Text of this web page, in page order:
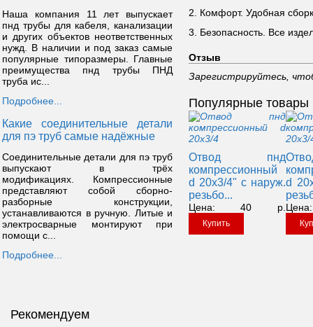
Наша компания 11 лет выпускает
пнд трубы для кабеля, канализации
и других объектов неответственных
нужд. В наличии и под заказ самые
популярные типоразмеры. Главные
преимущества пнд трубы ПНД
труба ис...
Подробнее...
Какие соединительные детали
для пэ труб самые надёжные
Соединительные детали для пэ труб
выпускают в трёх
модификациях. Компрессионные
представляют собой сборно-
разборные конструкции,
устанавливаются в ручную. Литые и
электросварные монтируют при
помощи с...
Подробнее...
Рекомендуем
2. Комфорт. Удобная
3. Безопасность. Все
Отзыв
Зарегистрируйтесь,
Популярные товары
Отвод пнд
компрессионный
d 20x3/4" с наруж.
резьбо...
Цена: 40 р.
Купить
d
Цена: